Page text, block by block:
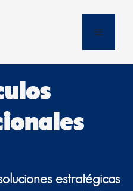
Menu
estratégicas